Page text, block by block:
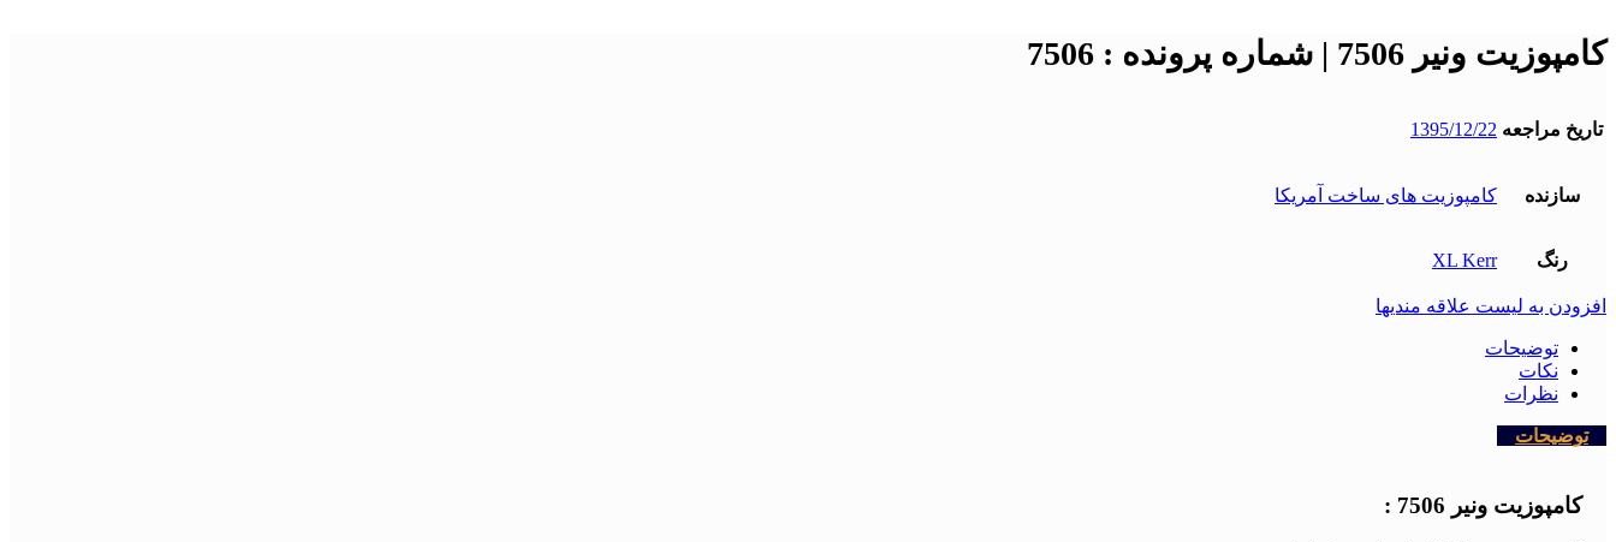
کامپوزیت ونیر 7506 | شماره پرونده : 7506
تاریخ مراجعه 1395/12/22
سازنده کامپوزیت های ساخت آمریکا
رنگ XL Kerr
افزودن به لیست علاقه مندیها
توضیحات
نکات
نظرات
توضیحات
کامپوزیت ونیر 7506 :